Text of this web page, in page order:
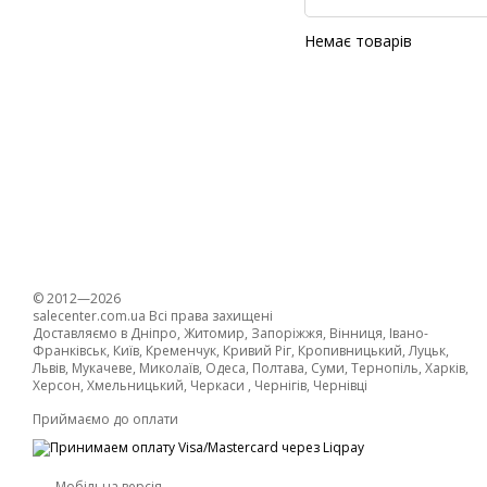
Немає товарів
© 2012—2026
salecenter.com.ua Всі права захищені
Доставляємо в Дніпро, Житомир, Запоріжжя, Вінниця, Івано-
Франківськ, Київ, Кременчук, Кривий Ріг, Кропивницький, Луцьк,
Львів, Мукачеве, Миколаїв, Одеса, Полтава, Суми, Тернопіль, Харків,
Херсон, Хмельницький, Черкаси , Чернігів, Чернівці
Приймаємо до оплати